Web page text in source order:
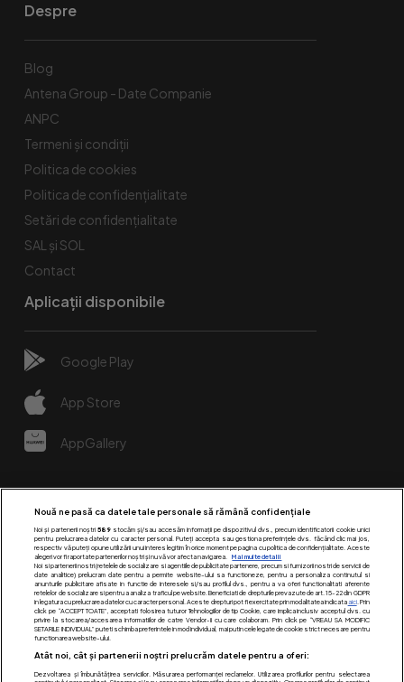
Despre
Blog
Antena Group - Date Companie
ANPC
Termeni și condiții
Politica de cookies
Politica de confidențialitate
Setări de confidențialitate
SAL și SOL
Contact
Aplicații disponibile
Google Play
App Store
AppGallery
Urmărește-ne pe:
Nouă ne pasă ca datele tale personale să rămână confidențiale
Noi și partenerii noștri 589stocăm și/sau accesăm informații pe dispozitivul dvs., precum identificatorii cookie unici
pentru prelucrarea datelor cu caracter personal. Puteți accepta sau gestiona preferințele dvs. făcând clic mai jos,
respectiv vă puteți opune utilizării unui interes legitim în orice moment pe pagina cu politica de confidențialitate. Aceste
alegeri vor fi raportate partenerilor noștri și nu vă vor afecta navigarea.
Mai multe detalii
Noi si partenerii nostri (retelele de socializare si agentiile de publicitate partenere, precum si furnizorii nostri de servicii de
date analitice) prelucram date pentru a permite website-ului sa functioneze, pentru a personaliza continutul si
anunturile publicitare afisate in functie de interesele si/sau profilul dvs., pentru a va oferi functionalitati aferente
retelelor de socializare si pentru a analiza traficul pe website. Beneficiati de drepturile prevazute de art. 15-22 din GDPR
in legatura cu prelucrarea datelor cu caracter personal. Aceste drepturi pot fi exercitate prin modalitatea indicataaici. Prin
click pe “ACCEPT TOATE”, acceptati folosirea tuturor Tehnologiilor de tip Cookie, care implica inclusiv acceptul dvs. cu
privire la stocarea/accesarea informatiilor de catre Vendor-ii cu care colaboram. Prin click pe “VREAU SA MODIFIC
SETARILE INDIVIDUAL” puteti schimba preferintele in mod individual, mai putin cele legate de cookie strict necesare pentru
functionarea website-ului.
Atât noi, cât și partenerii noștri prelucrăm datele pentru a oferi:
Dezvoltarea și îmbunătățirea serviciilor. Măsurarea performanței reclamelor. Utilizarea profilurilor pentru selectarea